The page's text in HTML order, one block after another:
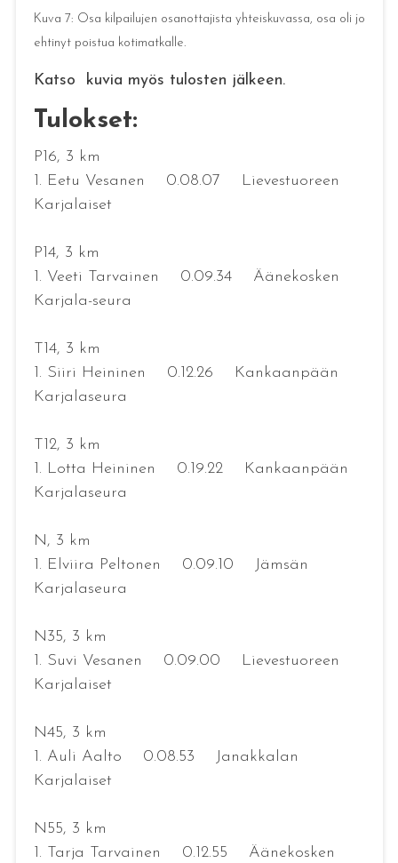
Kuva 7: Osa kilpailujen osanottajista yhteiskuvassa, osa oli jo
ehtinyt poistua kotimatkalle.
Katso kuvia myös tulosten jälkeen.
Tulokset:
P16, 3 km
1. Eetu Vesanen 0.08.07 Lievestuoreen
Karjalaiset
P14, 3 km
1. Veeti Tarvainen 0.09.34 Äänekosken
Karjala-seura
T14, 3 km
1. Siiri Heininen 0.12.26 Kankaanpään
Karjalaseura
T12, 3 km
1. Lotta Heininen 0.19.22 Kankaanpään
Karjalaseura
N, 3 km
1. Elviira Peltonen 0.09.10 Jämsän
Karjalaseura
N35, 3 km
1. Suvi Vesanen 0.09.00 Lievestuoreen
Karjalaiset
N45, 3 km
1. Auli Aalto 0.08.53 Janakkalan
Karjalaiset
N55, 3 km
1. Tarja Tarvainen 0.12.55 Äänekosken